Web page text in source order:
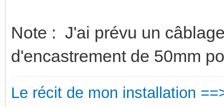
Note : J'ai prévu un
d'encastrement de 50mm
Le récit de mon installation